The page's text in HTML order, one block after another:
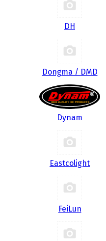
DH
Dongma / DMD
Dynam
Eastcolight
FeiLun